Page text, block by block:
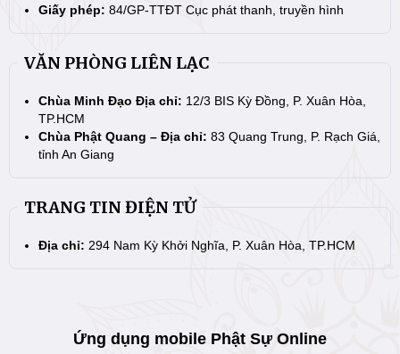
Giấy phép: 84/GP-TTĐT Cục phát thanh, truyền hình
VĂN PHÒNG LIÊN LẠC
Chùa Minh Đạo Địa chỉ: 12/3 BIS Kỳ Đồng, P. Xuân Hòa,
TP.HCM
Chùa Phật Quang – Địa chỉ: 83 Quang Trung, P. Rạch Giá,
tỉnh An Giang
TRANG TIN ĐIỆN TỬ
Địa chỉ: 294 Nam Kỳ Khởi Nghĩa, P. Xuân Hòa, TP.HCM
Ứng dụng mobile Phật Sự Online